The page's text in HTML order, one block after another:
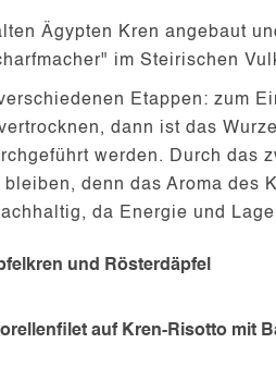
Ägypten Kren angebaut
im Steirischen
Etappen: zum
dann ist das
werden. Durch das
denn das Aroma
da Energie und
und Rösterdäpfel
auf Kren-Risotto mit